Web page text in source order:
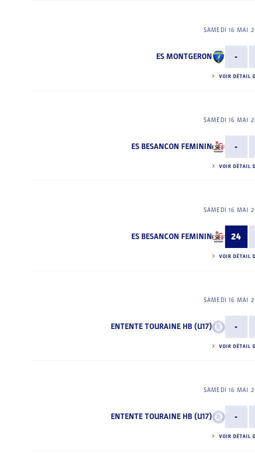
SAMEDI 16 MAI
ES MONTGERON -
VOIR DÉTAIL
SAMEDI 16 MAI
ES BESANCON FEMININ -
VOIR DÉTAIL
SAMEDI 16 MAI
ES BESANCON FEMININ 24
VOIR DÉTAIL
SAMEDI 16 MAI
ENTENTE TOURAINE HB (U17) -
VOIR DÉTAIL
SAMEDI 16 MAI
ENTENTE TOURAINE HB (U17) -
VOIR DÉTAIL